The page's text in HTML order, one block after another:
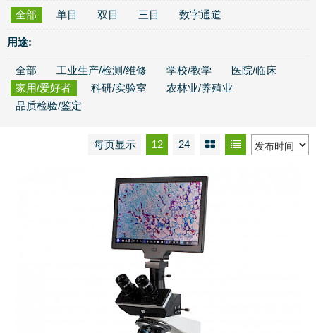
全部 单目 双目 三目 数字通道
用途:
全部 工业生产/检测/维修 学校/教学
医院/临床
家用/爱好者
科研/实验室
农林业/养殖业
品质检验/鉴定
每页显示 12 24